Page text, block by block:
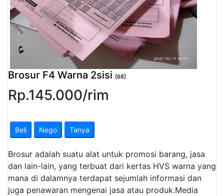
Password
Logout
Brosur F4 Warna 2sisi [68]
Rp.145.000/rim
Beli Nego Tanya
Brosur adalah suatu alat untuk promosi barang, jasa
dan lain-lain, yang terbuat dari kertas HVS warna yang
mana di dalamnya terdapat sejumlah informasi dan
juga penawaran mengenai jasa atau produk.Media